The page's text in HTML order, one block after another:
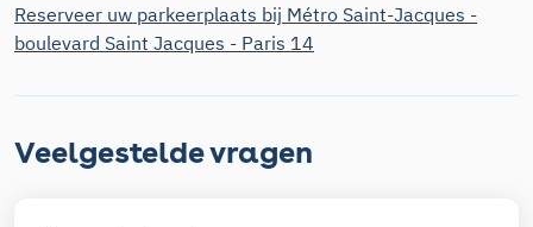
Reserveer uw parkeerplaats bij Métro Saint-Jacques -
boulevard Saint Jacques - Paris 14
Veelgestelde vragen